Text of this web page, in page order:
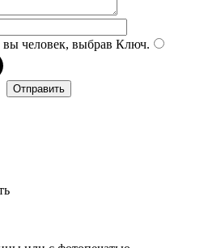
человек, выбрав Ключ.